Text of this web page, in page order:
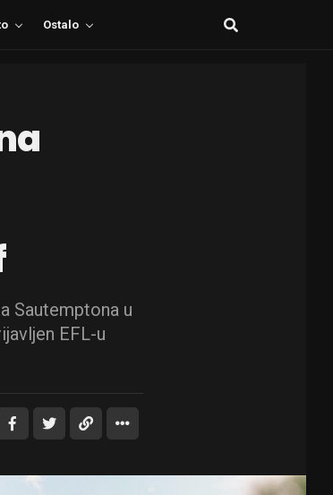
Ostalo
Sautemptona u
EFL-u